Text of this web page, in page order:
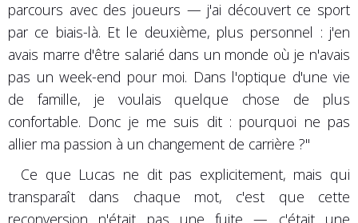
parcours avec des joueurs — j'ai découvert ce sport
par ce biais-là. Et le deuxième, plus personnel : j'en
avais marre d'être salarié dans un monde où je n'avais
pas un week-end pour moi. Dans l'optique d'une vie
de famille, je voulais quelque chose de plus
confortable. Donc je me suis dit : pourquoi ne pas
allier ma passion à un changement de carrière ?"
Ce que Lucas ne dit pas explicitement, mais qui
transparaît dans chaque mot, c'est que cette
reconversion n'était pas une fuite — c'était une